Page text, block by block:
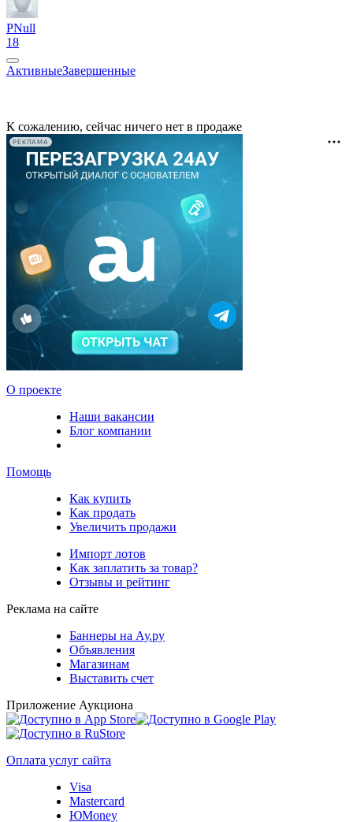
PNull
18
АктивныеЗавершенные
К сожалению, сейчас ничего нет в продаже
РЕКЛАМА
О проекте
Наши вакансии
Блог компании
Помощь
Как купить
Как продать
Увеличить продажи
Импорт лотов
Как заплатить за товар?
Отзывы и рейтинг
Реклама на сайте
Баннеры на Ау.ру
Объявления
Магазинам
Выставить счет
Приложение Аукциона
Оплата услуг сайта
Visa
Mastercard
ЮMoney